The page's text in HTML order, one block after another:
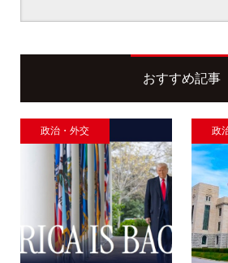
おすすめ記事
政治・外交 政